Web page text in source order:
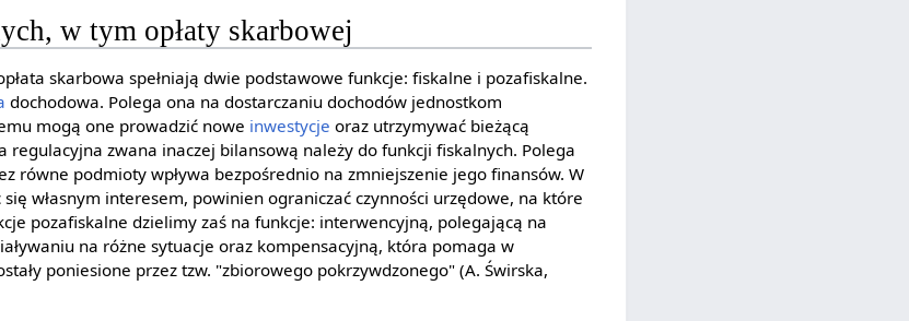
w tym opłaty skarbowej
skarbowa spełniają dwie podstawowe funkcje: fiskalne i pozafiskalne.
dochodowa. Polega ona na dostarczaniu dochodów jednostkom
mogą one prowadzić nowe inwestycje oraz utrzymywać bieżącą
regulacyjna zwana inaczej bilansową należy do funkcji fiskalnych. Polega
równe podmioty wpływa bezpośrednio na zmniejszenie jego finansów. W
własnym interesem, powinien ograniczać czynności urzędowe, na które
pozafiskalne dzielimy zaś na funkcje: interwencyjną, polegającą na
na różne sytuacje oraz kompensacyjną, która pomaga w
poniesione przez tzw. "zbiorowego pokrzywdzonego" (A. Świrska,